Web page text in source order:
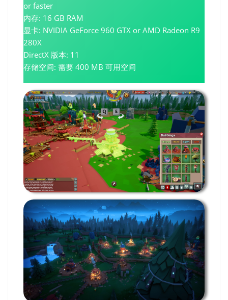
or faster
内存: 16 GB RAM
显卡: NVIDIA GeForce 960 GTX or AMD Radeon R9
280X
DirectX 版本: 11
存储空间: 需要 400 MB 可用空间